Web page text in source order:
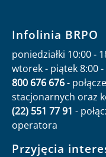
Infolinia BRPO
poniedziałki 10:00 -
wtorek - piątek 8:00 -
800 676 676-
stacjonarnych oraz
(22) 551 77 91 -
operatora
Przyjęcia